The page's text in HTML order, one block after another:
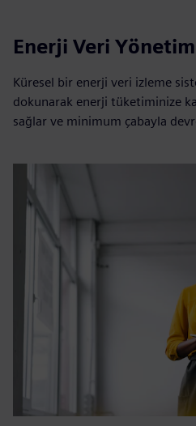
Enerji Veri
Küresel bir enerji veri izleme
dokunarak enerji tüketiminize
sağlar ve minimum çabayla